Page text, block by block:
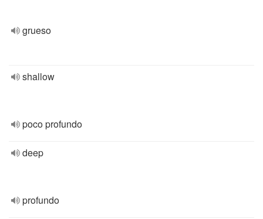
grueso
shallow
poco profundo
deep
profundo